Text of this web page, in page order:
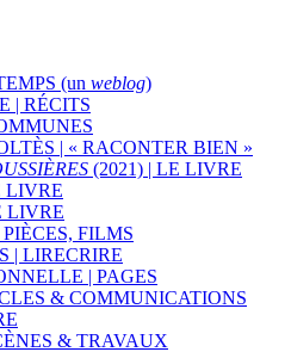
(un weblog)
| RÉCITS
| « RACONTER BIEN »
(2021) | LE LIVRE
LIVRE
LIVRE
FILMS
| LIRECRIRE
| PAGES
& COMMUNICATIONS
& TRAVAUX